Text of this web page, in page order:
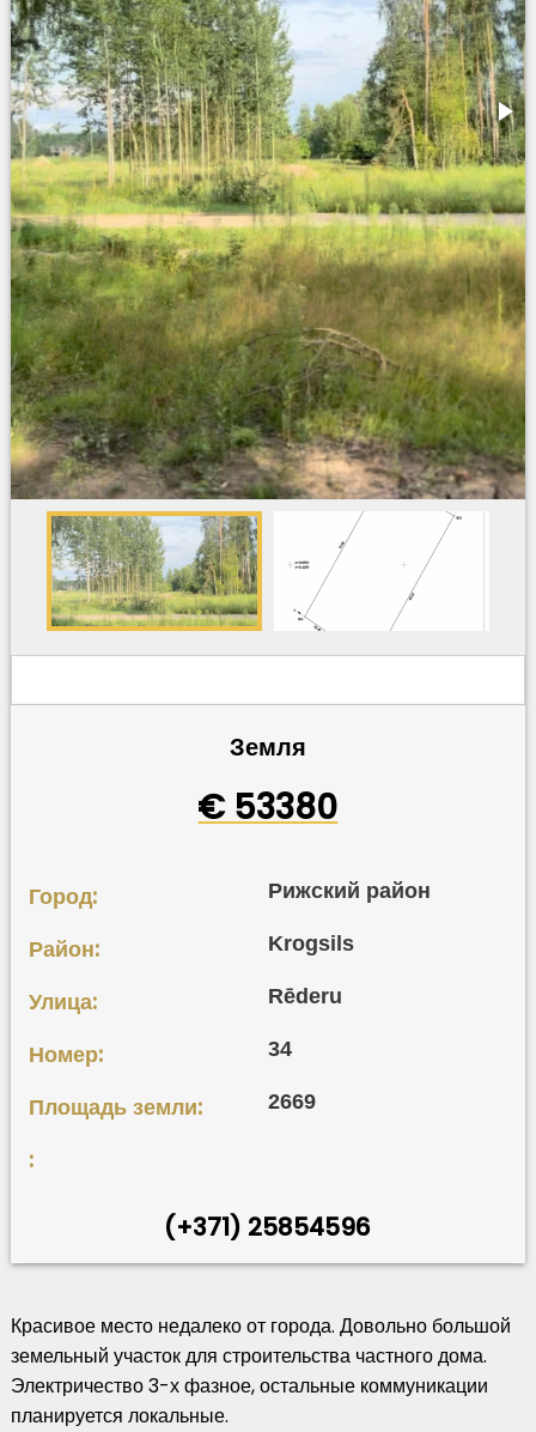
Земля
€ 53380
Город: Рижский район
Район: Krogsils
Улица: Rēderu
Номер: 34
Площадь земли: 2669
:
(+371) 25854596
Красивое место недалеко от города. Довольно большой
земельный участок для строительства частного дома.
Электричество 3-х фазное, остальные коммуникации
планируется локальные.